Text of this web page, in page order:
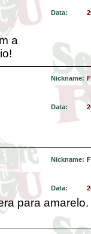
Data:
a
Nickname:
Data:
Nickname:
Data:
para amarelo.